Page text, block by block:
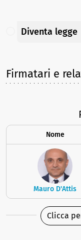
Diventa legge
Firmatari e
Nome
Mauro D'Attis
Clicca